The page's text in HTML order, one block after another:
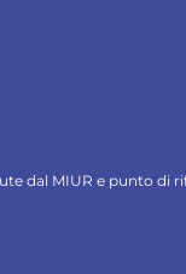
dal MIUR e punto